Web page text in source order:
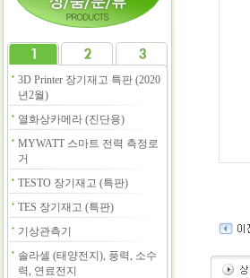
3D Printer 장기재고 특판 (2020
년2월)
열화상카메라 (진단용)
MYWATT 스마트 전력 측정로
거
TESTO 장기재고 (특판)
TES 장기재고 (특판)
기상관측기
솔라셀 (태양전지), 풍력, 소수
력, 연료전지